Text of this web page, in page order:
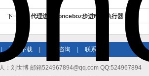
下一个：代理进口Sonceboz步进电机执行器
资料下载 在线咨询 联系我们
：刘世博 邮箱524967894@qq.com QQ:524967894